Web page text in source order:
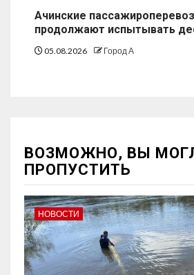
Ачинские
продолжают испытывать
05.08.2026 Город А
ВОЗМОЖНО, ВЫ
ПРОПУСТИТЬ
НОВОСТИ